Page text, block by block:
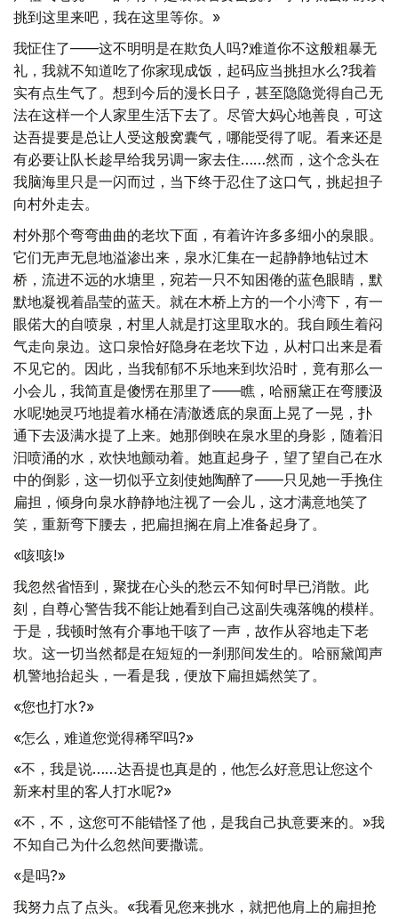
挑到这里来吧，我在这里等你。»
我怔住了——这不明明是在欺负人吗?难道你不这般粗暴无
礼，我就不知道吃了你家现成饭，起码应当挑担水么?我着
实有点生气了。想到今后的漫长日子，甚至隐隐觉得自己无
法在这样一个人家里生活下去了。尽管大妈心地善良，可这
达吾提要是总让人受这般窝囊气，哪能受得了呢。看来还是
有必要让队长趁早给我另调一家去住……然而，这个念头在
我脑海里只是一闪而过，当下终于忍住了这口气，挑起担子
向村外走去。
村外那个弯弯曲曲的老坎下面，有着许许多多细小的泉眼。
它们无声无息地溢渗出来，泉水汇集在一起静静地钻过木
桥，流进不远的水塘里，宛若一只不知困倦的蓝色眼睛，默
默地凝视着晶莹的蓝天。就在木桥上方的一个小湾下，有一
眼偌大的自喷泉，村里人就是打这里取水的。我自顾生着闷
气走向泉边。这口泉恰好隐身在老坎下边，从村口出来是看
不见它的。因此，当我郁郁不乐地来到坎沿时，竟有那么一
小会儿，我简直是傻愣在那里了——瞧，哈丽黛正在弯腰汲
水呢!她灵巧地提着水桶在清澈透底的泉面上晃了一晃，扑
通下去汲满水提了上来。她那倒映在泉水里的身影，随着汩
汩喷涌的水，欢快地颤动着。她直起身子，望了望自己在水
中的倒影，这一切似乎立刻使她陶醉了——只见她一手挽住
扁担，倾身向泉水静静地注视了一会儿，这才满意地笑了
笑，重新弯下腰去，把扁担搁在肩上准备起身了。
«咳!咳!»
我忽然省悟到，聚拢在心头的愁云不知何时早已消散。此
刻，自尊心警告我不能让她看到自己这副失魂落魄的模样。
于是，我顿时煞有介事地干咳了一声，故作从容地走下老
坎。这一切当然都是在短短的一刹那间发生的。哈丽黛闻声
机警地抬起头，一看是我，便放下扁担嫣然笑了。
«您也打水?»
«怎么，难道您觉得稀罕吗?»
«不，我是说……达吾提也真是的，他怎么好意思让您这个
新来村里的客人打水呢?»
«不，不，这您可不能错怪了他，是我自己执意要来的。»我
不知自己为什么忽然间要撒谎。
«是吗?»
我努力点了点头。«我看见您来挑水，就把他肩上的扁担抢